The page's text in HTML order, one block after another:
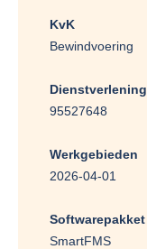
KvK
Bewindvoering
Dienstverlening
95527648
Werkgebieden
2026-04-01
Softwarepakket
SmartFMS